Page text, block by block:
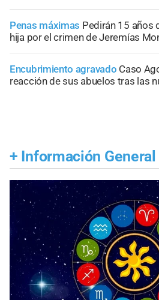
Penas máximas Pedirán 15 años
hija por el crimen de Jeremías
Encubrimiento agravado Caso
reacción de sus abuelos tras las
+ Información General